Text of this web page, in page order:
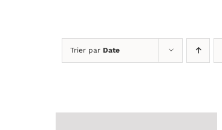
Trier par Date